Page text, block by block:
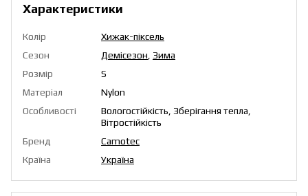
Характеристики
Колір
Хижак-піксель
Сезон
Демісезон Зима
Розмір
S
Матеріал
Nylon
Особливості
Вологостійкість, Зберігання тепла,
Вітростійкість
Бренд
Camotec
Країна
Україна